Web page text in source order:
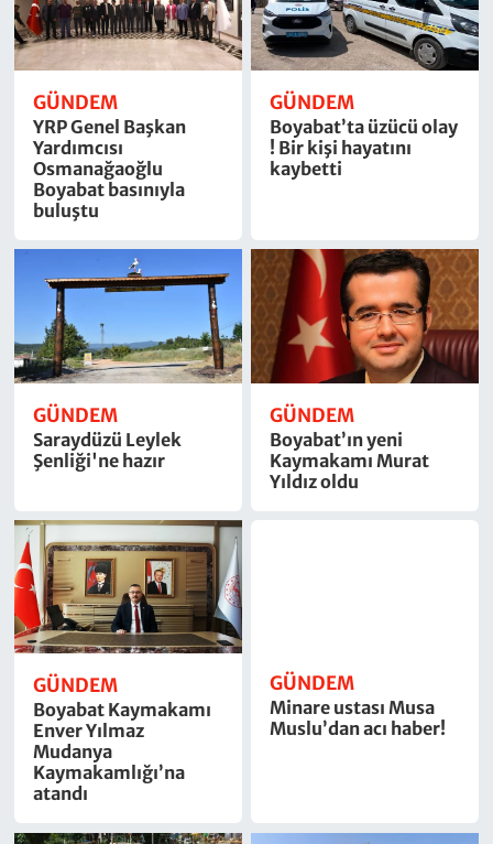
GÜNDEM
YRP Genel Başkan
Yardımcısı
Osmanağaoğlu
Boyabat basınıyla
buluştu
GÜNDEM
Boyabat’ta üzücü olay
! Bir kişi hayatını
kaybetti
GÜNDEM
Saraydüzü Leylek
Şenliği'ne hazır
GÜNDEM
Boyabat’ın yeni
Kaymakamı Murat
Yıldız oldu
GÜNDEM
Boyabat Kaymakamı
Enver Yılmaz
Mudanya
Kaymakamlığı’na
atandı
GÜNDEM
Minare ustası Musa
Muslu’dan acı haber!